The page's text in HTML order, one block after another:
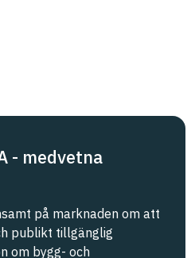
- medvetna
på marknaden om att
publikt tillgänglig
om bygg- och